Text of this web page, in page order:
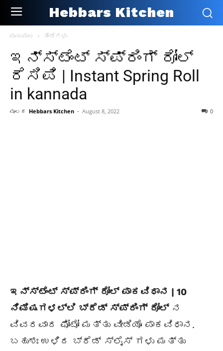
Hebbars Kitchen
ಮುಖಪುಟ ತಿಂಡಿಗಳು
ಇನ್ಸ್ಟೆಂಟ್ ಸ್ಪ್ರಿಂಗ್ ರೋಲ್
ರೆಸಿಪಿ | Instant Spring Roll
in kannada
ಮೂಲಕ Hebbars Kitchen - August 8, 2022 0
ಇನ್ಸ್ಟೆಂಟ್ ಸ್ಪ್ರಿಂಗ್ ರೋಲ್ ಪಾಕವಿಧಾನ | 10
ನಿಮಿಷಗಳಲ್ಲಿ ಬ್ರೆಡ್ ಸ್ಪ್ರಿಂಗ್ ರೋಲ್ನ
ವಿವರವಾದ ಫೋಟೋ ಮತ್ತು ವೀಡಿಯೊ ಪಾಕವಿಧಾನ.
ಬಹುಶಃ ಉಳಿದ ಬ್ರೆಡ್ ಸ್ಲೈಸ್ ಗಳು ಮತ್ತು